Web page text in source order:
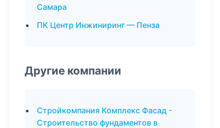
Самара
ПК Центр Инжиниринг — Пенза
Другие компании
Стройкомпания Комплекс Фасад -
Строительство фундаментов в